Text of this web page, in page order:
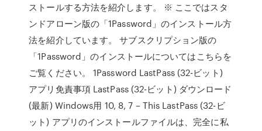
ストールする方法を紹介します。 ※ ここではスタ
ンドアローン版の「1Password」のインストール方
法を紹介しています。 サブスクリプション版の
「1Password」のインストールについてはこちらを
ご覧ください。 1Password LastPass (32-ビット)
アプリ免責事項 LastPass (32-ビット) ダウンロード
(最新) Windows用 10, 8, 7 – This LastPass (32-ビ
ット) アプリのインストールファイルは、完全に私